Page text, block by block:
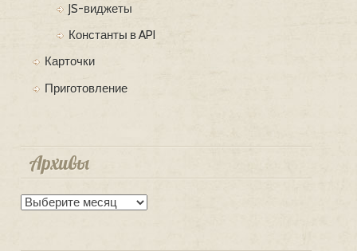
JS-виджеты
Константы в API
Карточки
Приготовление
Архивы
Архивы